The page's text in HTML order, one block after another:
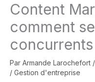
Content
comment
concurrents
Par Armande Larochefort /
/ Gestion d'entreprise